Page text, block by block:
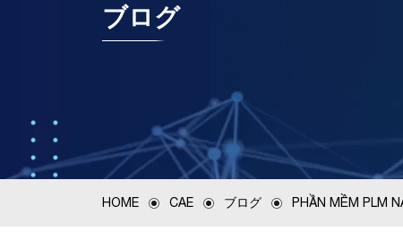
ブログ
HOME CAE ブログ PHẦN MỀM PLM